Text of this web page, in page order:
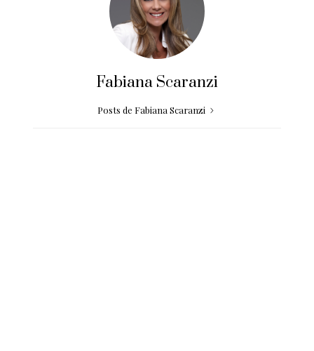
Fabiana Scaranzi
Posts de Fabiana Scaranzi